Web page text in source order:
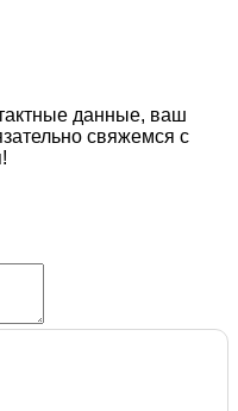
данные, ваш
свяжемся с